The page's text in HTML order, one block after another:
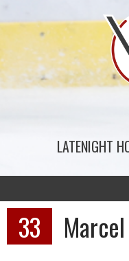
zum
LATENIGHT
33